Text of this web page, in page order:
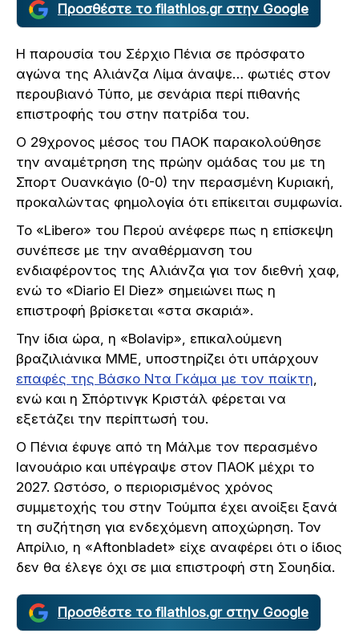
Προσθέστε το filathlos.gr στην Google
Η παρουσία του Σέρχιο Πένια σε πρόσφατο
αγώνα της Αλιάνζα Λίμα άναψε… φωτιές στον
περουβιανό Τύπο, με σενάρια περί πιθανής
επιστροφής του στην πατρίδα του.
Ο 29χρονος μέσος του ΠΑΟΚ παρακολούθησε
την αναμέτρηση της πρώην ομάδας του με τη
Σπορτ Ουανκάγιο (0-0) την περασμένη Κυριακή,
προκαλώντας φημολογία ότι επίκειται συμφωνία.
Το «Libero» του Περού ανέφερε πως η επίσκεψη
συνέπεσε με την αναθέρμανση του
ενδιαφέροντος της Αλιάνζα για τον διεθνή χαφ,
ενώ το «Diario El Diez» σημειώνει πως η
επιστροφή βρίσκεται «στα σκαριά».
Την ίδια ώρα, η «Bolavip», επικαλούμενη
βραζιλιάνικα ΜΜΕ, υποστηρίζει ότι υπάρχουν
επαφές της Βάσκο Ντα Γκάμα με τον παίκτη,
ενώ και η Σπόρτινγκ Κριστάλ φέρεται να
εξετάζει την περίπτωσή του.
Ο Πένια έφυγε από τη Μάλμε τον περασμένο
Ιανουάριο και υπέγραψε στον ΠΑΟΚ μέχρι το
2027. Ωστόσο, ο περιορισμένος χρόνος
συμμετοχής του στην Τούμπα έχει ανοίξει ξανά
τη συζήτηση για ενδεχόμενη αποχώρηση. Τον
Απρίλιο, η «Aftonbladet» είχε αναφέρει ότι ο ίδιος
δεν θα έλεγε όχι σε μια επιστροφή στη Σουηδία.
Προσθέστε το filathlos.gr στην Google